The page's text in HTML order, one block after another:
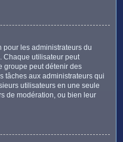
pour les administrateurs du
Chaque utilisateur peut
groupe peut détenir des
tâches aux administrateurs qui
utilisateurs en une seule
de modération, ou bien leur